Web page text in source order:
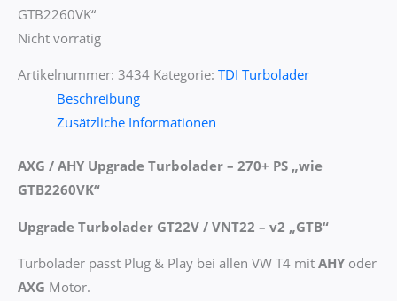
GTB2260VK“
Nicht vorrätig
Artikelnummer: 3434 Kategorie: TDI Turbolader
Beschreibung
Zusätzliche Informationen
AXG / AHY Upgrade Turbolader – 270+ PS „wie
GTB2260VK“
Upgrade Turbolader GT22V / VNT22 – v2 „GTB“
Turbolader passt Plug & Play bei allen VW T4 mit AHY oder
AXG Motor.